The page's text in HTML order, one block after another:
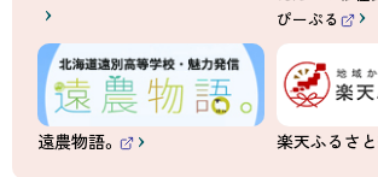
部
サ
イ
）
ぴーぷる
部
サ
イ
ト
）
遠農物語。 楽天ふるさ